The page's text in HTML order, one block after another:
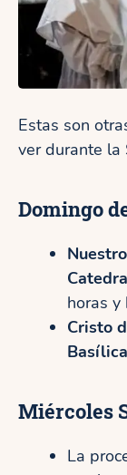
Estas son
ver durante la
Domingo
horas y
Cristo
Miércoles
La